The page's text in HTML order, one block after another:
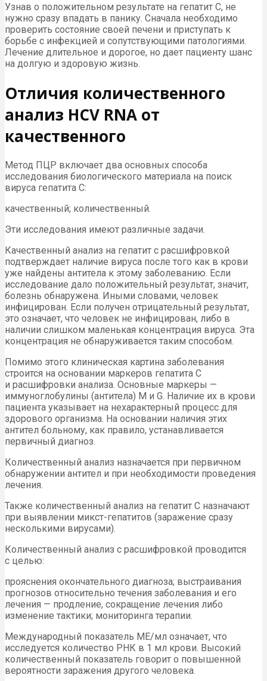
Узнав о положительном результате на гепатит С, не
нужно сразу впадать в панику. Сначала необходимо
проверить состояние своей печени и приступать к
борьбе с инфекцией и сопутствующими патологиями.
Лечение длительное и дорогое, но дает пациенту шанс
на долгую и здоровую жизнь.
Отличия количественного
анализ HCV RNA от
качественного
Метод ПЦР включает два основных способа
исследования биологического материала на поиск
вируса гепатита С:
качественный; количественный.
Эти исследования имеют различные задачи.
Качественный анализ на гепатит с расшифровкой
подтверждает наличие вируса после того как в крови
уже найдены антитела к этому заболеванию. Если
исследование дало положительный результат, значит,
болезнь обнаружена. Иными словами, человек
инфицирован. Если получен отрицательный результат,
это означает, что человек не инфицирован, либо в
наличии слишком маленькая концентрация вируса. Эта
концентрация не обнаруживается таким способом.
Помимо этого клиническая картина заболевания
строится на основании маркеров гепатита С
и расшифровки анализа. Основные маркеры —
иммуноглобулины (антитела) M и G. Наличие их в крови
пациента указывает на нехарактерный процесс для
здорового организма. На основании наличия этих
антител больному, как правило, устанавливается
первичный диагноз.
Количественный анализ назначается при первичном
обнаружении антител и при необходимости проведения
лечения.
Также количественный анализ на гепатит С назначают
при выявлении микст-гепатитов (заражение сразу
несколькими вирусами).
Количественный анализ с расшифровкой проводится
с целью:
прояснения окончательного диагноза; выстраивания
прогнозов относительно течения заболевания и его
лечения — продление, сокращение лечения либо
изменение тактики; мониторинга терапии.
Международный показатель МЕ/мл означает, что
исследуется количество РНК в 1 мл крови. Высокий
количественный показатель говорит о повышенной
вероятности заражения другого человека.